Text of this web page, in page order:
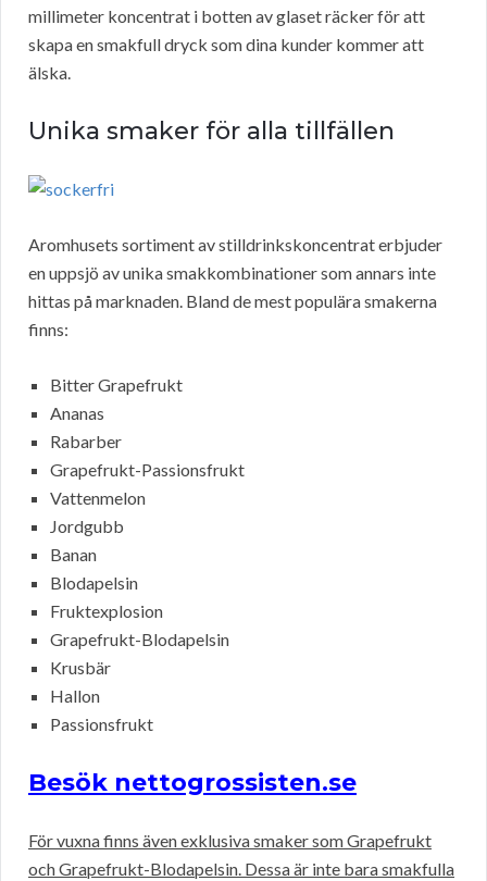
millimeter koncentrat i botten av glaset räcker för att
skapa en smakfull dryck som dina kunder kommer att
älska.
Unika smaker för alla tillfällen
Aromhusets sortiment av stilldrinkskoncentrat erbjuder
en uppsjö av unika smakkombinationer som annars inte
hittas på marknaden. Bland de mest populära smakerna
finns:
Bitter Grapefrukt
Ananas
Rabarber
Grapefrukt-Passionsfrukt
Vattenmelon
Jordgubb
Banan
Blodapelsin
Fruktexplosion
Grapefrukt-Blodapelsin
Krusbär
Hallon
Passionsfrukt
Besök nettogrossisten.se
För vuxna finns även exklusiva smaker som Grapefrukt
och Grapefrukt-Blodapelsin. Dessa är inte bara smakfulla